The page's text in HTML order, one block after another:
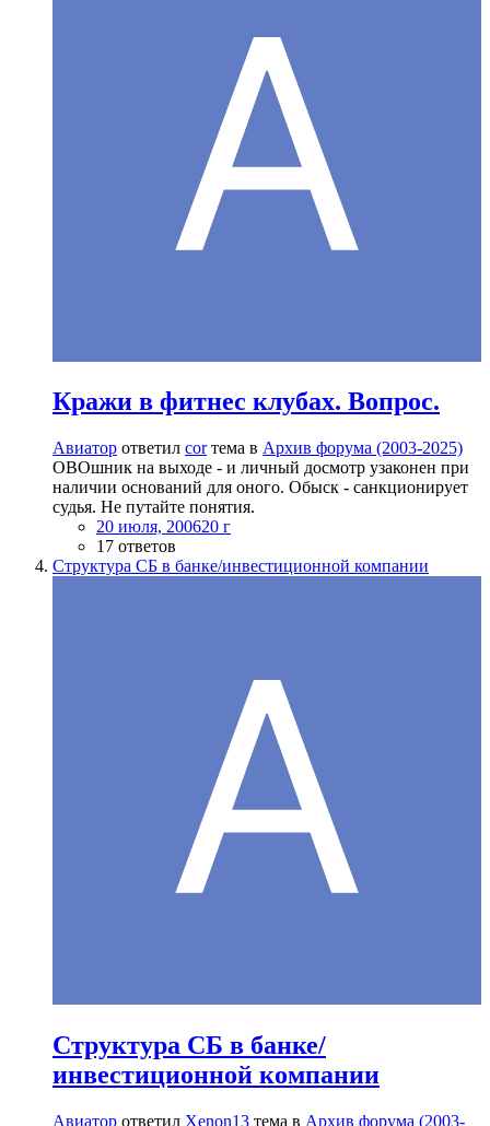
Кражи в фитнес клубах. Вопрос.
Авиатор ответил corтема в Архив форума (2003-2025)
ОВОшник на выходе - и личный досмотр узаконен при
наличии оснований для оного. Обыск - санкционирует
судья. Не путайте понятия.
20 июля, 200620 г
17 ответов
Структура СБ в банке/инвестиционной компании
Структура СБ в банке/
инвестиционной компании
Авиатор ответил Xenon13 тема в Архив форума (2003-